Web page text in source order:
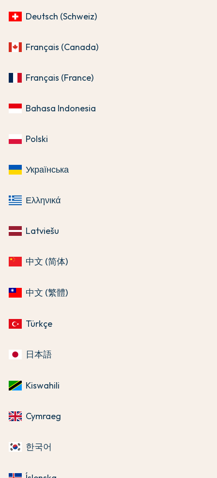
Deutsch (Schweiz)
Français (Canada)
Français (France)
Bahasa Indonesia
Polski
Українська
Ελληνικά
Latviešu
中文 (简体)
中文 (繁體)
Türkçe
日本語
Kiswahili
Cymraeg
한국어